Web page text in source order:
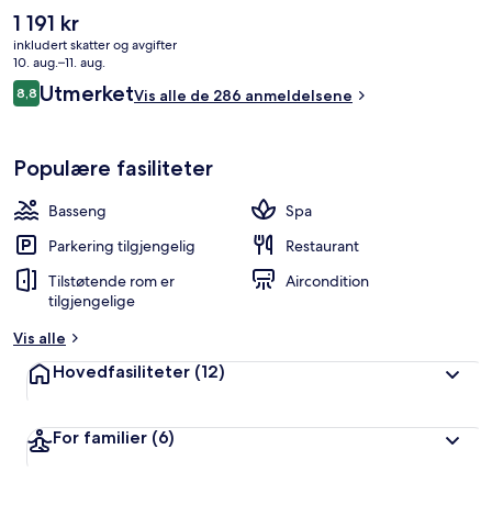
og et døgnåpent treningssenter. Mange skryter av den vennlige
betjeningen og beliggenheten.
Den
nåværende
prisen
er
1 191 kr
1 191 kr
inkludert skatter og avgifter
10. aug.–11. aug.
Anmeldelser
8,88,8 av 10 –
UtmerketVis alle de 286 anmeldelsene
Populære fasiliteter
Basseng
Spa
Parkering tilgjengelig
Restaurant
Tilstøtende rom er
tilgjengelige
Aircondition
Vis alle
Hovedfasiliteter (12)
For familier (6)